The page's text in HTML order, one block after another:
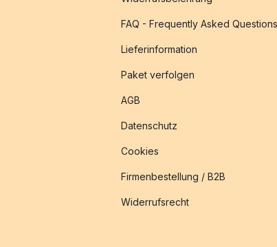
FAQ - Frequently Asked Questions
Lieferinformation
Paket verfolgen
AGB
Datenschutz
Cookies
Firmenbestellung / B2B
Widerrufsrecht